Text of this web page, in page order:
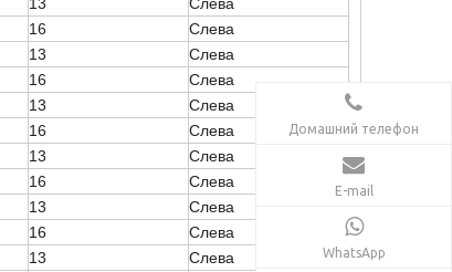
16
Слева
13
Слева
16
Слева
13
Слева
16
Слева
13
Слева
16
Слева
13
Слева
16
Слева
13
Слева
Домашний телефон
E-mail
WhatsApp